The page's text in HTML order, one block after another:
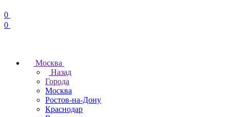
0
0
Москва
Назад
Города
Москва
Ростов-на-Дону
Краснодар